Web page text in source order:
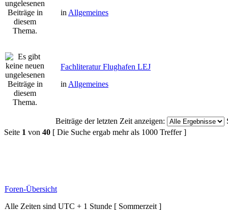
in Allgemeines
Fachliteratur Flughafen LEJ
in Allgemeines
Beiträge der letzten Zeit anzeigen:
Seite 1 von 40 [ Die Suche ergab mehr als 1000 Treffer ]
Foren-Übersicht
Alle Zeiten sind UTC + 1 Stunde [ Sommerzeit ]